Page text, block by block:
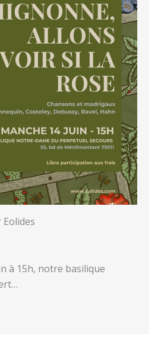
à 15h, notre basilique